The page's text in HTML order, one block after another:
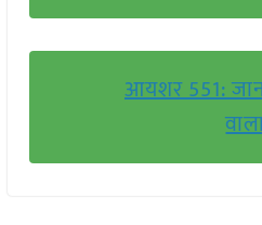
आयशर 551: